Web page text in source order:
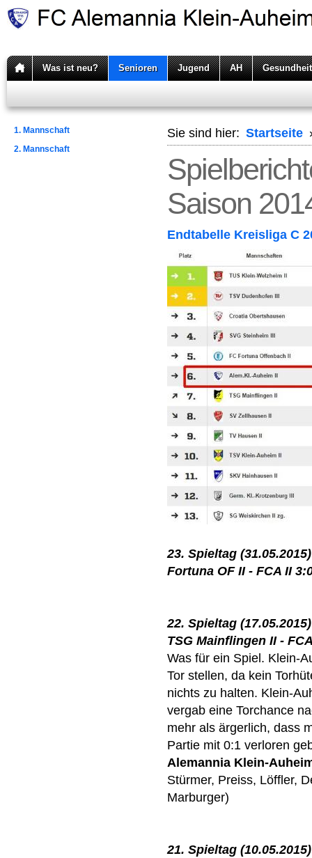
Was ist neu? Senioren Jugend AH
1. Mannschaft
2. Mannschaft
Sie sind hier: Startseite
Saison
Endtabelle Kreisliga C
23. Spieltag (31.05.2015)
Fortuna OF II - FCA II
22. Spieltag (17.05.2015)
TSG Mainflingen II -
Was für ein Spiel. Klein-
Tor stellen, da kein
nichts zu halten. Klein-
vergab eine Torchance
mehr als ärgerlich, dass
Partie mit 0:1 verloren
Alemannia Klein-
Stürmer, Preiss, Löffler,
Marburger)
21. Spieltag (10.05.2015)